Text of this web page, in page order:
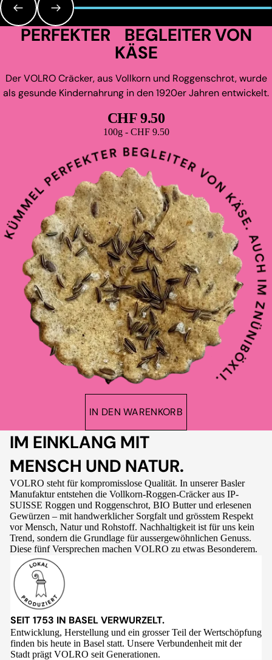
PERFEKTER BEGLEITER VON
KÄSE
Der VOLRO Cräcker, aus Vollkorn und Roggenschrot, wurde
als gesunde Kindernahrung in den 1920er Jahren entwickelt.
CHF 9.50
Grundpreis
100g - CHF 9.50
IN DEN WARENKORB
IM EINKLANG MIT
MENSCH UND NATUR.
VOLRO steht für kompromisslose Qualität. In unserer Basler
Manufaktur entstehen die Vollkorn-Roggen-Cräcker aus IP-
SUISSE Roggen und Roggenschrot, BIO Butter und erlesenen
Gewürzen – mit handwerklicher Sorgfalt und grösstem Respekt
vor Mensch, Natur und Rohstoff. Nachhaltigkeit ist für uns kein
Trend, sondern die Grundlage für aussergewöhnlichen Genuss.
Diese fünf Versprechen machen VOLRO zu etwas Besonderem.
SEIT 1753 IN BASEL VERWURZELT.
Entwicklung, Herstellung und ein grosser Teil der Wertschöpfung
finden bis heute in Basel statt. Unsere Verbundenheit mit der
Stadt prägt VOLRO seit Generationen.